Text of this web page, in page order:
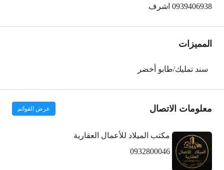
0939406938 اشرف
المميزات
سند تمليك/طابو أخضر
معلومات الاتصال عرض القوائم
مكتب الميلاد للأعمال العقارية
0932800046